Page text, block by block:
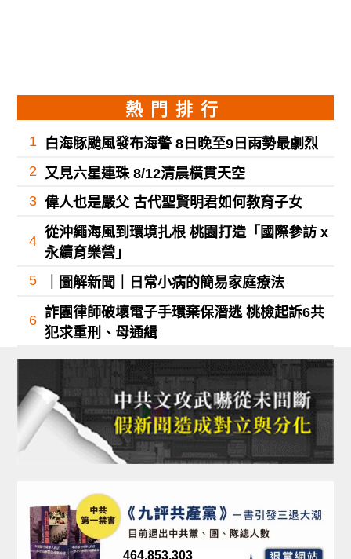
熱門排行
1 白海豚颱風發布海警 8日晚至9日雨勢最劇烈
2 又見六星連珠 8/12清晨橫貫天空
3 偉人也是嚴父 古代聖賢明君如何教育子女
4
從沖繩海風到環境扎根 桃園打造「國際參訪 x
永續育樂營」
5
｜圖解新聞｜日常小病的簡易家庭療法
6
詐團律師破壞電子手環棄保潛逃 桃檢起訴6共
犯求重刑、母通緝
464,853,303